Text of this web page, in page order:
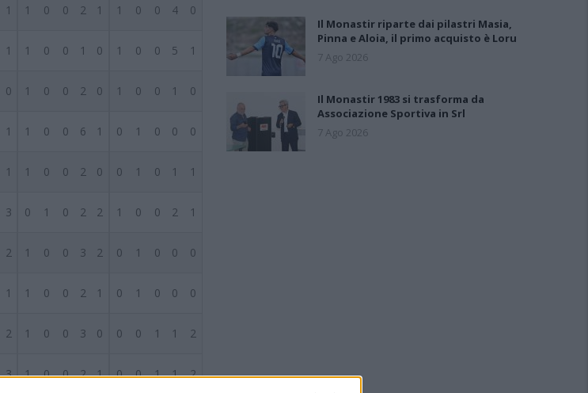
1 1 0 0 2 1 1 0 0 4 0
1 1 0 0 1 0 1 0 0 5 1
0 1 0 0 2 0 1 0 0 1 0
1 1 0 0 6 1 0 1 0 0 0
1 1 0 0 2 0 0 1 0 1 1
3 0 1 0 2 2 1 0 0 2 1
2 1 0 0 3 2 0 1 0 0 0
1 1 0 0 2 1 0 1 0 0 0
2 1 0 0 3 0 0 0 1 1 2
3 1 0 0 2 1 0 0 1 1 2
Il Monastir riparte dai pilastri Masia,
Pinna e Aloia, il primo acquisto è Loru
7 Ago 2026
Il Monastir 1983 si trasforma da
Associazione Sportiva in Srl
7 Ago 2026